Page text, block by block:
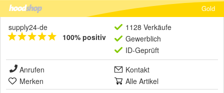
Gold
supply24-de
100% positiv
1128 Verkäufe
Gewerblich
ID-Geprüft
Anrufen
Kontakt
Merken
Alle Artikel